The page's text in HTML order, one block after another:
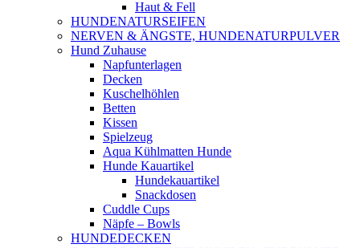
Haut & Fell
HUNDENATURSEIFEN
NERVEN & ÄNGSTE, HUNDENATURPULVER
Hund Zuhause
Napfunterlagen
Decken
Kuschelhöhlen
Betten
Kissen
Spielzeug
Aqua Kühlmatten Hunde
Hunde Kauartikel
Hundekauartikel
Snackdosen
Cuddle Cups
Näpfe – Bowls
HUNDEDECKEN